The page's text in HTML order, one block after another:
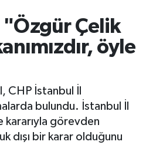
"Özgür Çelik
öyle
CHP İstanbul İl
bulundu. İstanbul İl
kararıyla görevden
dışı bir karar olduğunu